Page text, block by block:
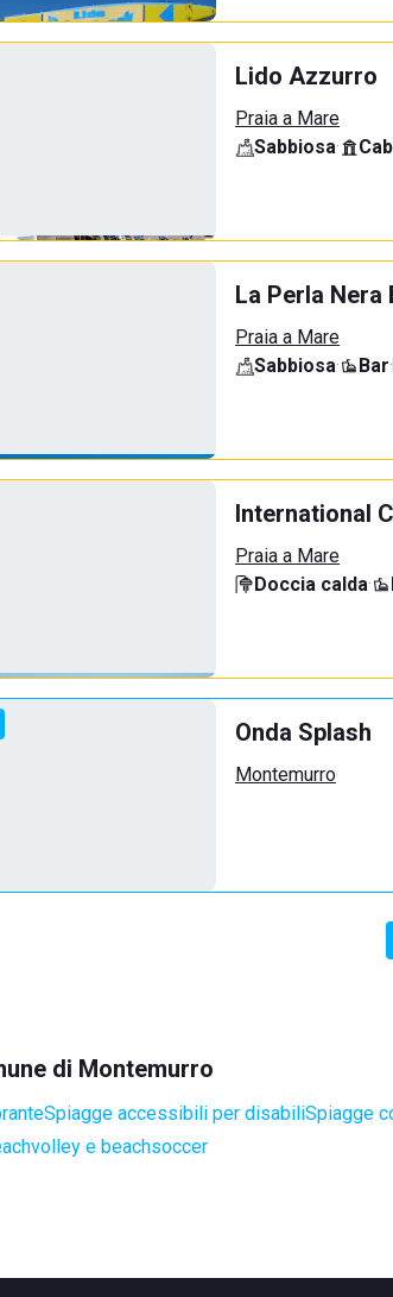
Lido Azzurro
Praia a Mare
Sabbiosa·
La Perla Nera
Praia a Mare
Sabbiosa· Bar·
International
Praia a Mare
Doccia calda·
Onda Splash
Montemurro
di Montemurro
Spiagge accessibili per disabiliSpiagge
e beachsoccer